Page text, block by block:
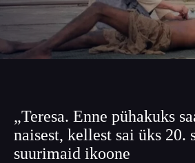
„Teresa. Enne pühakuks
naisest, kellest sai üks 20.
suurimaid ikoone